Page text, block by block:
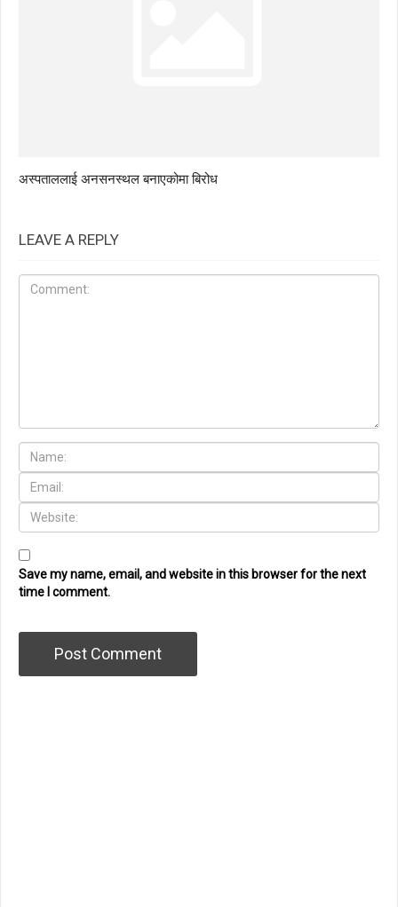
अस्पताललाई अनसनस्थल बनाएकोमा बिरोध
LEAVE A REPLY
Save my name, email, and website in this browser for the next
time I comment.